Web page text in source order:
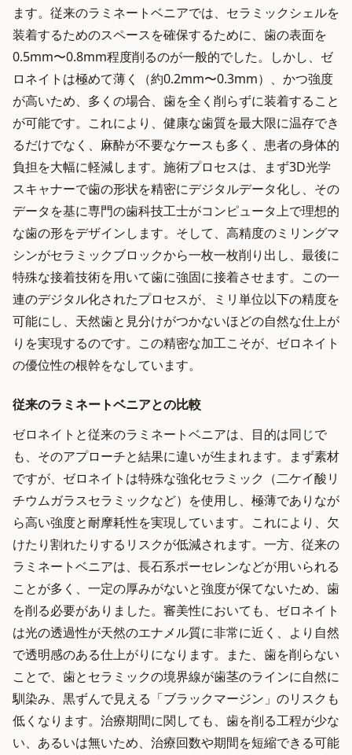
ます。従来のラミネートベニアでは、セラミックシェルを
装着するためのスペースを確保するために、歯の表面を
0.5mm〜0.8mm程度削るのが一般的でした。しかし、ゼ
ロネイトは極めて薄く（約0.2mm〜0.3mm）、かつ強度
が高いため、多くの場合、歯を全く削らずに装着すること
が可能です。これにより、健康な歯質を最大限に温存でき
るだけでなく、麻酔が不要なケースも多く、患者の身体的
負担を大幅に軽減します。施術プロセスは、まず3D光学
スキャナーで歯の形状を精密にデジタルデータ化し、その
データを基に専門の歯科技工士がコンピュータ上で理想的
な歯の形をデザインします。そして、高精度のミリングマ
シンがセラミックブロックから一枚一枚削り出し、最後に
特殊な接着技術を用いて歯に強固に接着させます。この一
連のデジタル化されたプロセスが、ミリ単位以下の精度を
可能にし、天然歯と見分けがつかないほどの自然な仕上が
りを実現するのです。この精密な加工こそが、ゼロネイト
の優位性の根幹をなしています。
従来のラミネートベニアとの比較
ゼロネイトと従来のラミネートベニアは、目的は同じで
も、そのアプローチと結果に違いが生まれます。まず素材
ですが、ゼロネイトは特殊な強化セラミック（二ケイ酸リ
チウムガラスセラミックなど）を使用し、極薄でありなが
ら高い強度と耐摩耗性を実現しています。これにより、欠
けたり割れたりするリスクが低減されます。一方、従来の
ラミネートベニアは、長石系ポーセレンなどが用いられる
ことが多く、一定の厚みがないと強度が保てないため、歯
を削る必要がありました。審美性においても、ゼロネイト
は光の透過性が天然のエナメル質に非常に近く、より自然
で透明感のある仕上がりになります。また、歯を削らない
ことで、歯とセラミックの境界線が歯茎のラインに自然に
馴染み、黒ずんで見える「ブラックマージン」のリスクも
低くなります。治療期間に関しても、歯を削る工程が少な
い、あるいは無いため、治療回数や期間を短縮できる可能